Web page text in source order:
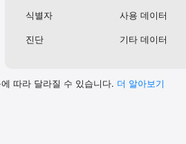
식별자 사용 데이터
진단 기타 데이터
따라 달라질 수 있습니다. 더 알⁠아⁠보⁠기